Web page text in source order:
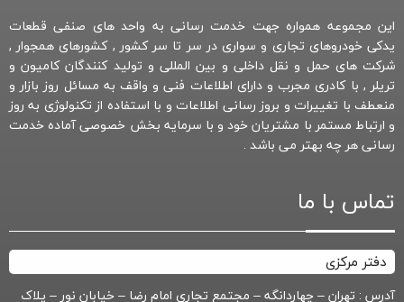
این مجموعه همواره جهت خدمت رسانی به واحد های صنفی قطعات
یدکی خودروهای تجاری و سواری در سر تا سر کشور , کشورهای همجوار ,
شرکت های حمل و نقل داخلی و بین المللی و تولید کنندگان کامیون و
تریلر , با کادری مجرب و دارای اطلاعات فنی و واقف به مسائل روز بازار و
منعطف با تغییرات و بروز رسانی اطلاعات و با استفاده از تکنولوژی به روز
و ارتباط مستمر با مشتریان خود و با سرمایه بخش خصوصی آماده خدمت
رسانی هر چه بهتر می باشد .
تماس با ما
دفتر مرکزی
آدرس : تهران – چهاردانگه – مجتمع تجاری امام رضا – خیابان نور – پلاک